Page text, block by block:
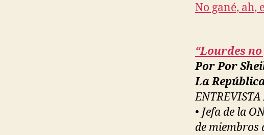
No gané, ah,
“Lourdes
Por Por
La
• Jefa de la
de miembros